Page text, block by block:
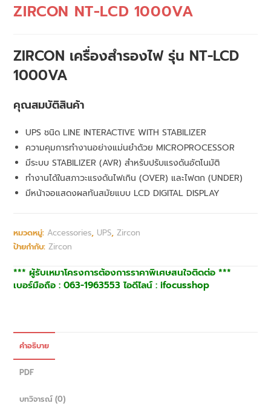
ZIRCON NT-LCD 1000VA
ZIRCON เครื่องสำรองไฟ รุ่น NT-LCD
1000VA
คุณสมบัติสินค้า
UPS ชนิด LINE INTERACTIVE WITH STABILIZER
ความคุมการทำงานอย่างแม่นยำด้วย MICROPROCESSOR
มีระบบ STABILIZER (AVR) สำหรับปรับแรงดันอัตโนมัติ
ทำงานได้ในสภาวะแรงดันไฟเกิน (OVER) และไฟตก (UNDER)
มีหน้าจอแสดงผลทันสมัยแบบ LCD DIGITAL DISPLAY
หมวดหมู่: Accessories, UPS,Zircon
ป้ายกำกับ:Zircon
*** ผู้รับเหมาโครงการต้องการราคาพิเศษสนใจติดต่อ ***
เบอร์มือถือ : 063-1963553 ไอดีไลน์ : ifocusshop
คำอธิบาย
PDF
บทวิจารณ์ (0)